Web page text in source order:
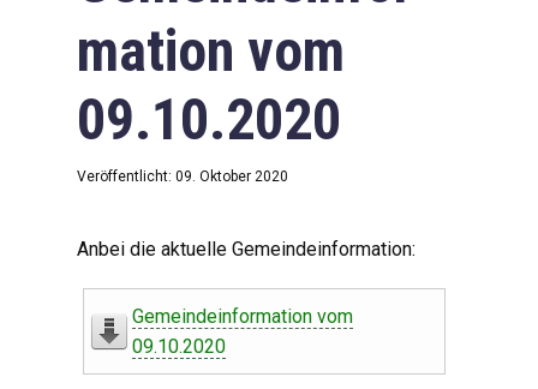
mation vom
09.10.2020
Veröffentlicht: 09. Oktober 2020
Anbei die aktuelle Gemeindeinformation:
Gemeindeinformation vom
09.10.2020